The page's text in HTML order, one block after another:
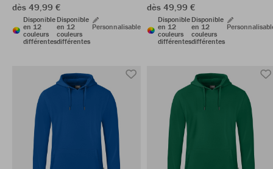
dès 49,99 €
Disponible
en 12
couleurs
différentes
Disponible
en 12
couleurs
différentes
Personnalisable
dès 49,99 €
Disponible
en 12
couleurs
différentes
Disponible
en 12
couleurs
différentes